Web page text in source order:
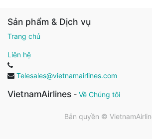
Sản phẩm & Dịch vụ
Trang chủ
Liên hệ
Telesales@vietnamairlines.com
VietnamAirlines - Về Chúng tôi
Bản quyền ©